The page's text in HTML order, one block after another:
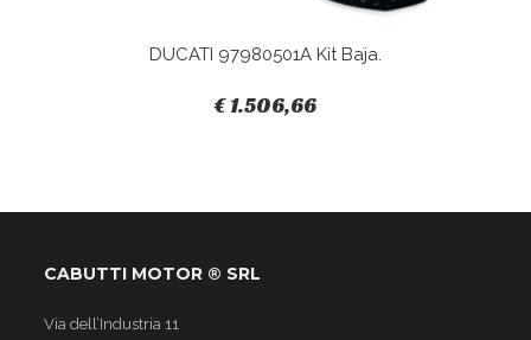
DUCATI 97980501A Kit Baja.
€ 1.506,66
CABUTTI MOTOR ® SRL
Via dell’Industria 11